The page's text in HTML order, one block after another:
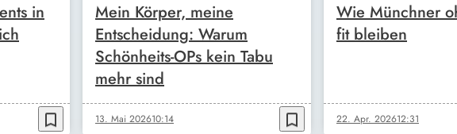
in
bookmark_border
Mein Körper, meine
Entscheidung: Warum
Schönheits-OPs kein Tabu
mehr sind
13. Mai 202610:14 bookmark_border
Wie Münchner
fit bleiben
22. Apr. 202612:31